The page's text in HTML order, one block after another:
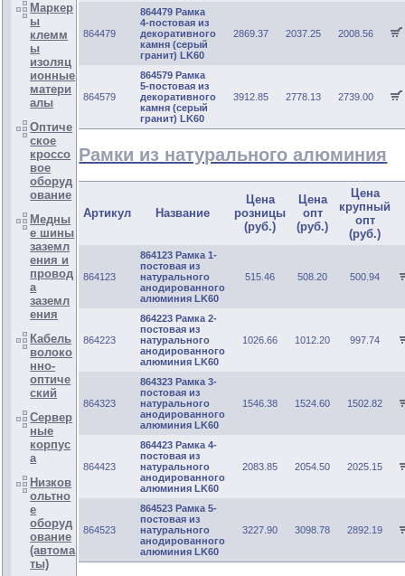
Маркер
ы
клемм
ы
изоляц
ионные
матери
алы
Оптиче
ское
кроссо
вое
оборуд
ование
Медны
е шины
заземл
ения и
провод
а
заземл
ения
Кабель
волоко
нно-
оптиче
ский
Сервер
ные
корпус
а
Низков
ольтно
е
оборуд
ование
(автома
ты)
864479
864479 Рамка
4-постовая из
декоративного
камня (серый
гранит) LK60
2869.37 2037.25 2008.56
864579
864579 Рамка
5-постовая из
декоративного
камня (серый
гранит) LK60
3912.85 2778.13 2739.00
Рамки из натурального алюминия
Артикул Название
Цена
розницы
(руб.)
Цена
опт
(руб.)
Цена
крупный
опт
(руб.)
864123
864123 Рамка 1-
постовая из
натурального
анодированного
алюминия LK60
515.46 508.20 500.94
864223
864223 Рамка 2-
постовая из
натурального
анодированного
алюминия LK60
1026.66 1012.20 997.74
864323
864323 Рамка 3-
постовая из
натурального
анодированного
алюминия LK60
1546.38 1524.60 1502.82
864423
864423 Рамка 4-
постовая из
натурального
анодированного
алюминия LK60
2083.85 2054.50 2025.15
864523
864523 Рамка 5-
постовая из
натурального
анодированного
алюминия LK60
3227.90 3098.78 2892.19